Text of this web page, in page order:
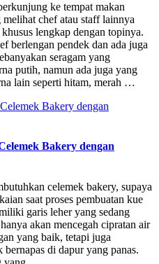
ke tempat makan
chef atau staff lainnya
lengkap dengan topinya.
berlengan pendek dan ada juga
seragam yang
putih, namun ada juga yang
lain seperti hitam, merah …
Bakery dengan
celemek bakery, supaya
saat proses pembuatan kue
garis leher yang sedang
akan mencegah cipratan air
yang baik, tetapi juga
di dapur yang panas.